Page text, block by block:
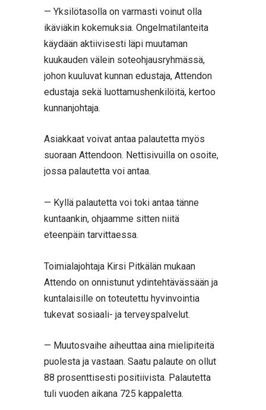
— Yksilötasolla on varmasti voinut olla
ikäviäkin kokemuksia. Ongelmatilanteita
käydään aktiivisesti läpi muutaman
kuukauden välein soteohjausryhmässä,
johon kuuluvat kunnan edustaja, Attendon
edustaja sekä luottamushenkilöitä, kertoo
kunnanjohtaja.
Asiakkaat voivat antaa palautetta myös
suoraan Attendoon. Nettisivuilla on osoite,
jossa palautetta voi antaa.
— Kyllä palautetta voi toki antaa tänne
kuntaankin, ohjaamme sitten niitä
eteenpäin tarvittaessa.
Toimialajohtaja Kirsi Pitkälän mukaan
Attendo on onnistunut ydintehtävässään ja
kuntalaisille on toteutettu hyvinvointia
tukevat sosiaali- ja terveyspalvelut.
— Muutosvaihe aiheuttaa aina mielipiteitä
puolesta ja vastaan. Saatu palaute on ollut
88 prosenttisesti positiivista. Palautetta
tuli vuoden aikana 725 kappaletta.